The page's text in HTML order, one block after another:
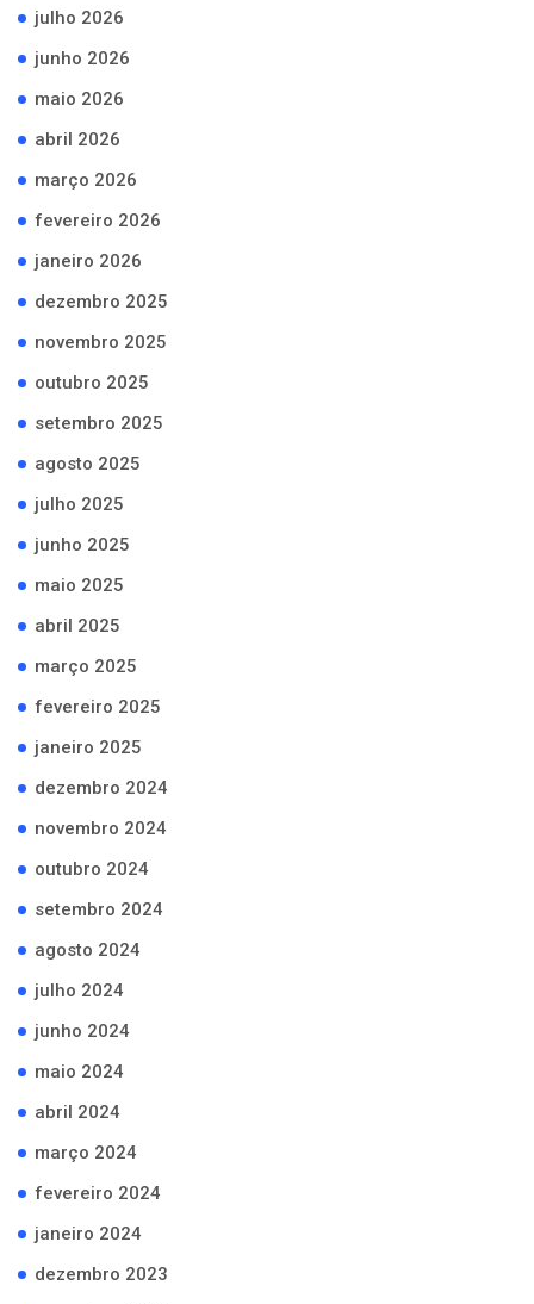
julho 2026
junho 2026
maio 2026
abril 2026
março 2026
fevereiro 2026
janeiro 2026
dezembro 2025
novembro 2025
outubro 2025
setembro 2025
agosto 2025
julho 2025
junho 2025
maio 2025
abril 2025
março 2025
fevereiro 2025
janeiro 2025
dezembro 2024
novembro 2024
outubro 2024
setembro 2024
agosto 2024
julho 2024
junho 2024
maio 2024
abril 2024
março 2024
fevereiro 2024
janeiro 2024
dezembro 2023